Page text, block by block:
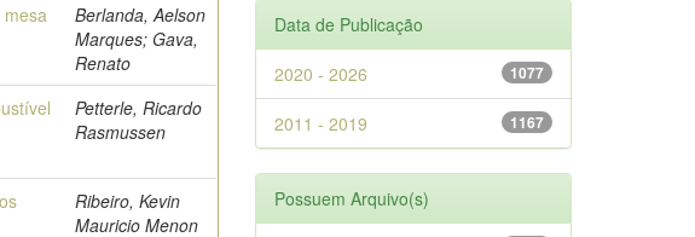
mesa
Berlanda, Aelson
Marques; Gava,
Renato
Petterle, Ricardo
Rasmussen
Ribeiro, Kevin
Mauricio Menon
Data de Publicação
1077
2020 - 2026
1167
2011 - 2019
Possuem Arquivo(s)